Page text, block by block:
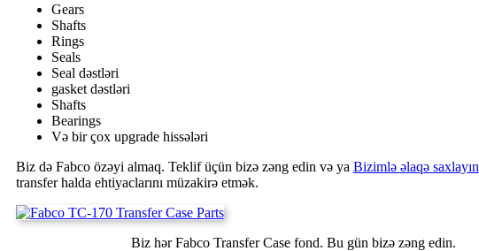
Gears
Shafts
Rings
Seals
Seal dəstləri
gasket dəstləri
Shafts
Bearings
Və bir çox upgrade hissələri
Biz də Fabco özəyi almaq. Teklif üçün bizə zəng edin və ya Bizimlə əlaqə saxlayın
transfer halda ehtiyaclarını müzakirə etmək.
Biz hər Fabco Transfer Case fond. Bu gün bizə zəng edin.